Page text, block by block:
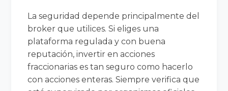
La seguridad depende principalmente del
broker que utilices. Si eliges una
plataforma regulada y con buena
reputación, invertir en acciones
fraccionarias es tan seguro como hacerlo
con acciones enteras. Siempre verifica que